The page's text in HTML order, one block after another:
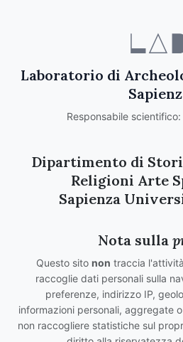
Laboratorio di
Responsabile
Dipartimento di
Religioni Arte
Sapienza
Nota sulla
Questo sito non traccia
raccoglie dati personali sulla
preferenze, indirizzo IP,
informazioni personali, aggregate
non raccogliere statistiche sul